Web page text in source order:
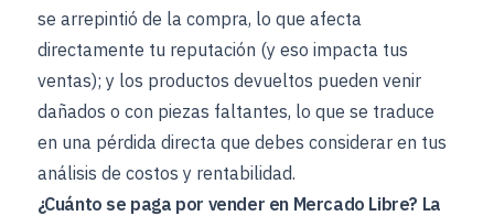
se arrepintió de la compra, lo que afecta
directamente tu reputación (y eso impacta tus
ventas); y los productos devueltos pueden venir
dañados o con piezas faltantes, lo que se traduce
en una pérdida directa que debes considerar en tus
análisis de costos y rentabilidad.
¿Cuánto se paga por vender en Mercado Libre? La